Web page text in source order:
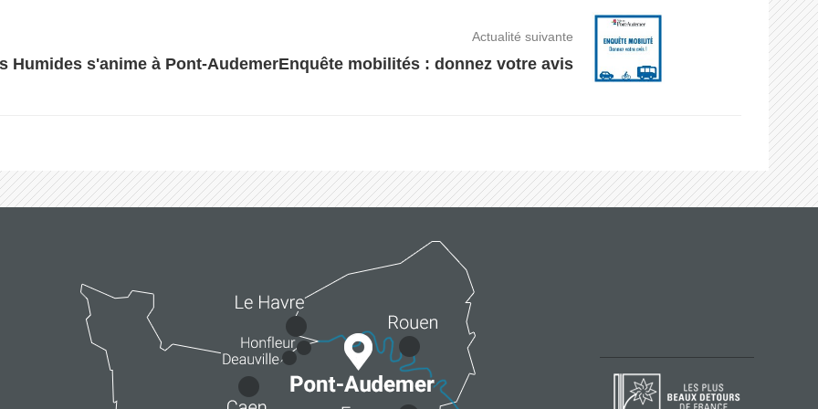
Humides s'anime à Pont-Audemer
Actualité suivante
Enquête mobilités : donnez votre avis